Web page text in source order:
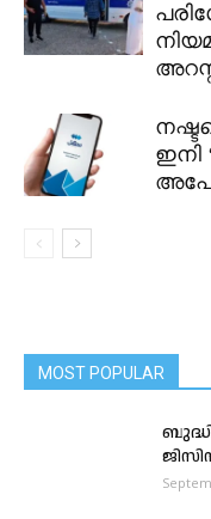
ഇനി
MOST POPULAR